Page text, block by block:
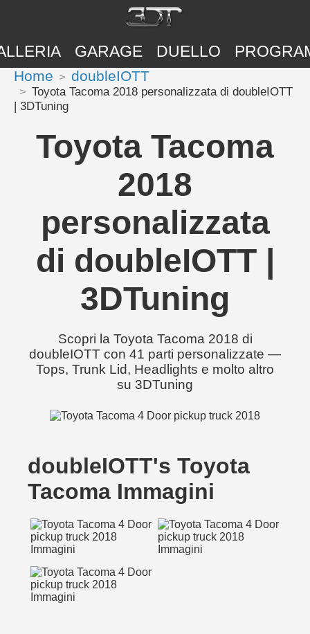
GARAGE DUELLO
Home doubleIOTT
Toyota Tacoma 2018 personalizzata di doubleIOTT
| 3DTuning
Toyota Tacoma
2018
personalizzata
di doubleIOTT |
3DTuning
Scopri la Toyota Tacoma 2018 di
doubleIOTT con 41 parti personalizzate —
Tops, Trunk Lid, Headlights e molto altro
su 3DTuning
doubleIOTT's Toyota
Tacoma Immagini